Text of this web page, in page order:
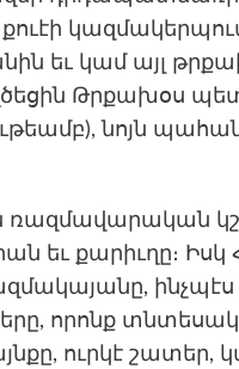
եւ կամ այլ
Թրքա­խօս
նոյն
ռազ­մա­վարա­կան
եւ քա­րիւ­ղը։
ինչպէս
որոնք
ուրկէ շա­տեր,